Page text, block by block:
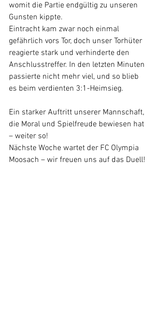
womit die Partie endgültig zu unseren
Gunsten kippte.
Eintracht kam zwar noch einmal
gefährlich vors Tor, doch unser Torhüter
reagierte stark und verhinderte den
Anschlusstreffer. In den letzten Minuten
passierte nicht mehr viel, und so blieb
es beim verdienten 3:1-Heimsieg.
Ein starker Auftritt unserer Mannschaft,
die Moral und Spielfreude bewiesen hat
– weiter so!
Nächste Woche wartet der FC Olympia
Moosach – wir freuen uns auf das Duell!